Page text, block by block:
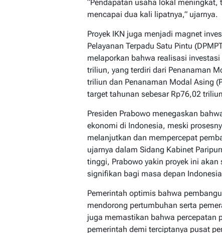
“Pendapatan usaha lokal
mencapai dua kali lipatnya,” ujarnya.
Proyek IKN juga menjadi magnet
Pelayanan Terpadu Satu Pintu
melaporkan bahwa realisasi
triliun, yang terdiri dari Penanaman
triliun dan Penanaman Modal Asing
target tahunan sebesar Rp76,02
Presiden Prabowo menegaskan
ekonomi di Indonesia, meski
melanjutkan dan mempercepat
ujarnya dalam Sidang Kabinet
tinggi, Prabowo yakin proyek ini
signifikan bagi masa depan
Pemerintah optimis bahwa
mendorong pertumbuhan serta
juga memastikan bahwa percepatan
pemerintah demi terciptanya pusat